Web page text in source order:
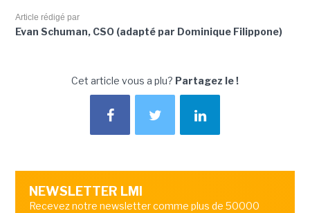
Article rédigé par
Evan Schuman, CSO (adapté par Dominique Filippone)
Cet article vous a plu? Partagez le !
NEWSLETTER LMI
Recevez notre newsletter comme plus de 50000